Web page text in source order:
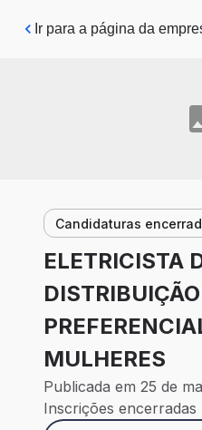
Pular para o conteúdo
Ir para a página da
Candidaturas
ELETRICISTA
MULHERES
Publicada em 25 de
Inscrições encerradas